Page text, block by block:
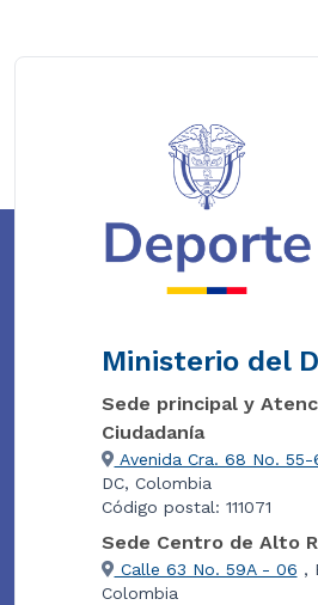
Ministerio del
Sede principal y
Ciudadanía
Avenida Cra. 68 No. 55-
DC, Colombia
Código postal: 111071
Sede Centro de Alto
Calle 63 No. 59A - 06 ,
Colombia